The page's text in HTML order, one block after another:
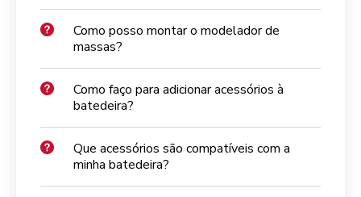
Como posso montar o modelador de
massas?
Como faço para adicionar acessórios à
batedeira?
Que acessórios são compatíveis com a
minha batedeira?